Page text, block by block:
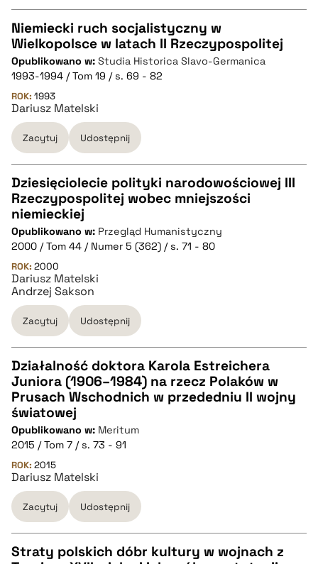
CZYSTY TEKST
pobierz cytat
BIBTEX
pobierz cytat
Niemiecki ruch socjalistyczny w
Wielkopolsce w latach II Rzeczypospolitej
Opublikowano w: Studia Historica Slavo-Germanica
1993-1994 / Tom 19 / s. 69 - 82
ROK: 1993
Dariusz Matelski
Zacytuj Udostępnij
CZYSTY TEKST
pobierz cytat
BIBTEX
pobierz cytat
Dziesięciolecie polityki narodowościowej III
Rzeczypospolitej wobec mniejszości
niemieckiej
Opublikowano w: Przegląd Humanistyczny
2000 / Tom 44 / Numer 5 (362) / s. 71 - 80
ROK: 2000
Dariusz Matelski
Andrzej Sakson
Zacytuj Udostępnij
CZYSTY TEKST
pobierz cytat
BIBTEX
pobierz cytat
Działalność doktora Karola Estreichera
Juniora (1906–1984) na rzecz Polaków w
Prusach Wschodnich w przededniu II wojny
światowej
Opublikowano w: Meritum
2015 / Tom 7 / s. 73 - 91
ROK: 2015
Dariusz Matelski
Zacytuj Udostępnij
Straty polskich dóbr kultury w wojnach z